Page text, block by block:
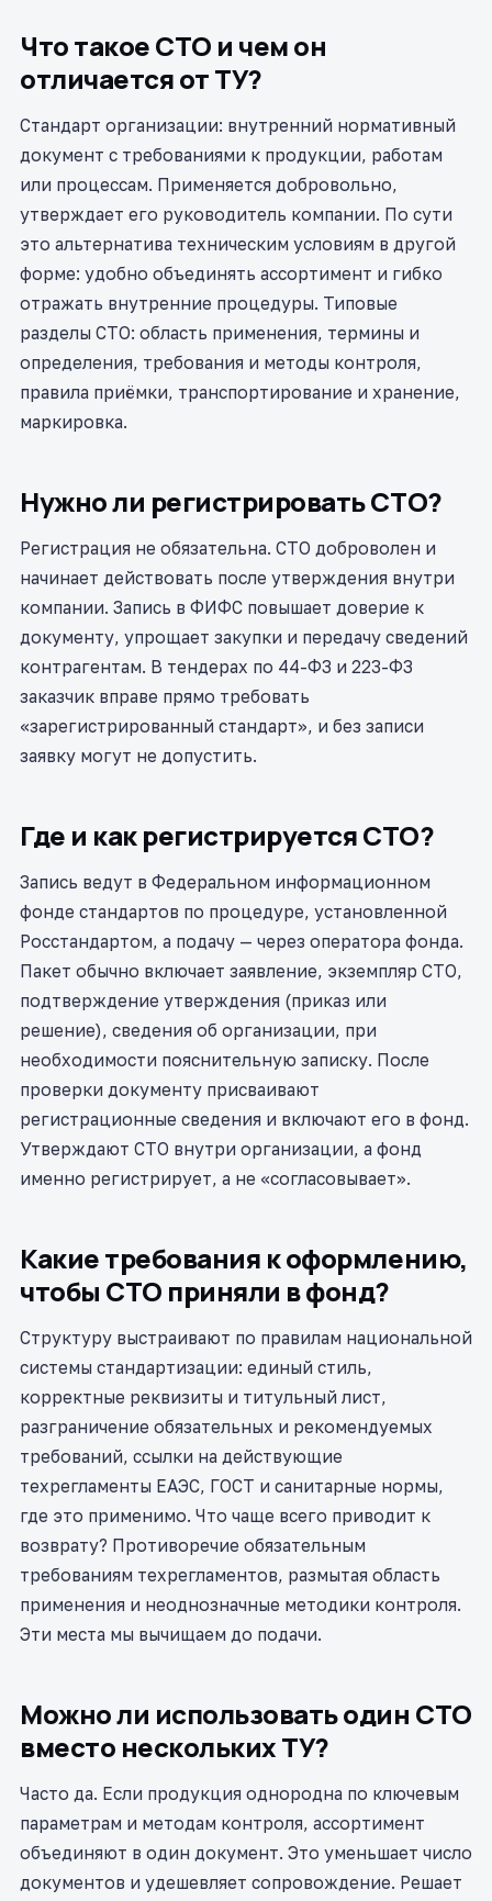
Что такое СТО и чем он
отличается от ТУ?
Стандарт организации: внутренний нормативный
документ с требованиями к продукции, работам
или процессам. Применяется добровольно,
утверждает его руководитель компании. По сути
это альтернатива техническим условиям в другой
форме: удобно объединять ассортимент и гибко
отражать внутренние процедуры. Типовые
разделы СТО: область применения, термины и
определения, требования и методы контроля,
правила приёмки, транспортирование и хранение,
маркировка.
Нужно ли регистрировать СТО?
Регистрация не обязательна. СТО доброволен и
начинает действовать после утверждения внутри
компании. Запись в ФИФС повышает доверие к
документу, упрощает закупки и передачу сведений
контрагентам. В тендерах по 44-ФЗ и 223-ФЗ
заказчик вправе прямо требовать
«зарегистрированный стандарт», и без записи
заявку могут не допустить.
Где и как регистрируется СТО?
Запись ведут в Федеральном информационном
фонде стандартов по процедуре, установленной
Росстандартом, а подачу — через оператора фонда.
Пакет обычно включает заявление, экземпляр СТО,
подтверждение утверждения (приказ или
решение), сведения об организации, при
необходимости пояснительную записку. После
проверки документу присваивают
регистрационные сведения и включают его в фонд.
Утверждают СТО внутри организации, а фонд
именно регистрирует, а не «согласовывает».
Какие требования к оформлению,
чтобы СТО приняли в фонд?
Структуру выстраивают по правилам национальной
системы стандартизации: единый стиль,
корректные реквизиты и титульный лист,
разграничение обязательных и рекомендуемых
требований, ссылки на действующие
техрегламенты ЕАЭС, ГОСТ и санитарные нормы,
где это применимо. Что чаще всего приводит к
возврату? Противоречие обязательным
требованиям техрегламентов, размытая область
применения и неоднозначные методики контроля.
Эти места мы вычищаем до подачи.
Можно ли использовать один СТО
вместо нескольких ТУ?
Часто да. Если продукция однородна по ключевым
параметрам и методам контроля, ассортимент
объединяют в один документ. Это уменьшает число
документов и удешевляет сопровождение. Решает